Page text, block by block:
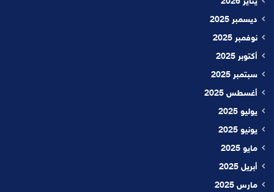
ديسمبر 2025
نوفمبر 2025
أكتوبر 2025
سبتمبر 2025
أغسطس 2025
يوليو 2025
يونيو 2025
مايو 2025
أبريل 2025
مارس 2025